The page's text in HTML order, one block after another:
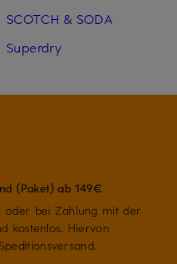
SCOTCH & SODA
Superdry
(Paket) ab 149€
oder bei Zahlung mit der
kostenlos. Hiervon